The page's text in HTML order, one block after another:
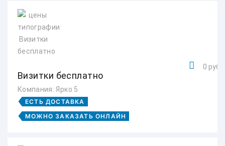
Визитки бесплатно
Компания: Ярко 5
ЕСТЬ ДОСТАВКА
МОЖНО ЗАКАЗАТЬ ОНЛАЙН
0 руб.